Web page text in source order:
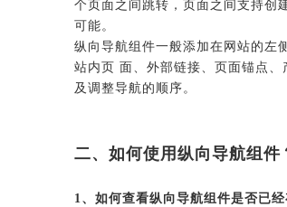
个页面之间跳转，页面之间支持创
可能。
纵向导航组件一般添加在网站的左
站内页 面、外部链接、页面锚点
及调整导航的顺序。
二、如何使用纵向导航组件
1、如何查看纵向导航组件是否已经